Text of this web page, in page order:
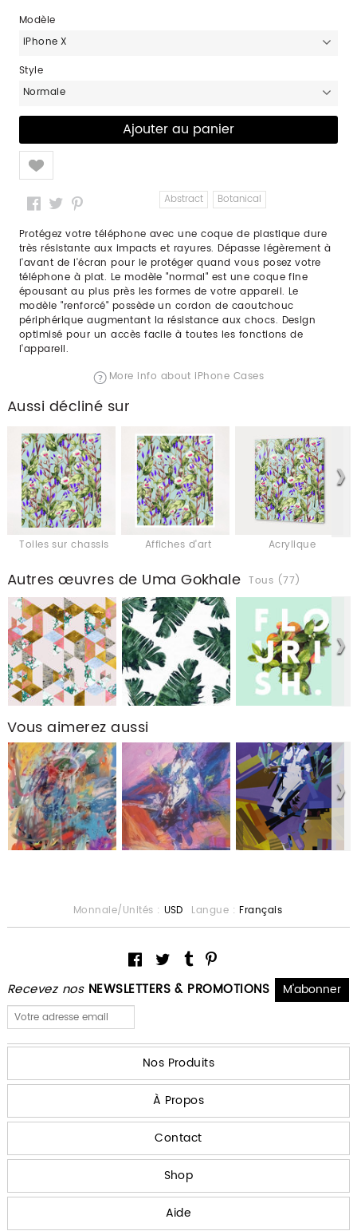
Modèle
iPhone X
Style
Normale
Like
Abstract Botanical
Protégez votre téléphone avec une coque de plastique dure
très résistante aux impacts et rayures. Dépasse légèrement à
l'avant de l'écran pour le protéger quand vous posez votre
téléphone à plat. Le modèle "normal" est une coque fine
épousant au plus près les formes de votre appareil. Le
modèle "renforcé" possède un cordon de caoutchouc
périphérique augmentant la résistance aux chocs. Design
optimisé pour un accès facile à toutes les fonctions de
l'appareil.
More info about iPhone Cases
Aussi décliné sur
Toiles sur chassis Affiches d'art Acrylique
Autres œuvres de Uma Gokhale Tous (77)
Vous aimerez aussi
Recevez nos NEWSLETTERS & PROMOTIONS
Monnaie/Unités : USD Langue : Français
Nos Produits
À Propos
Contact
Shop
Aide